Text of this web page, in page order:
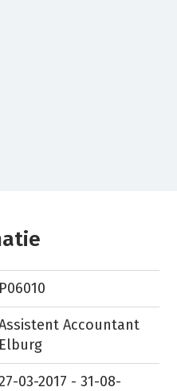
P06010
Accountant
Elburg
03-2017 - 31-08-